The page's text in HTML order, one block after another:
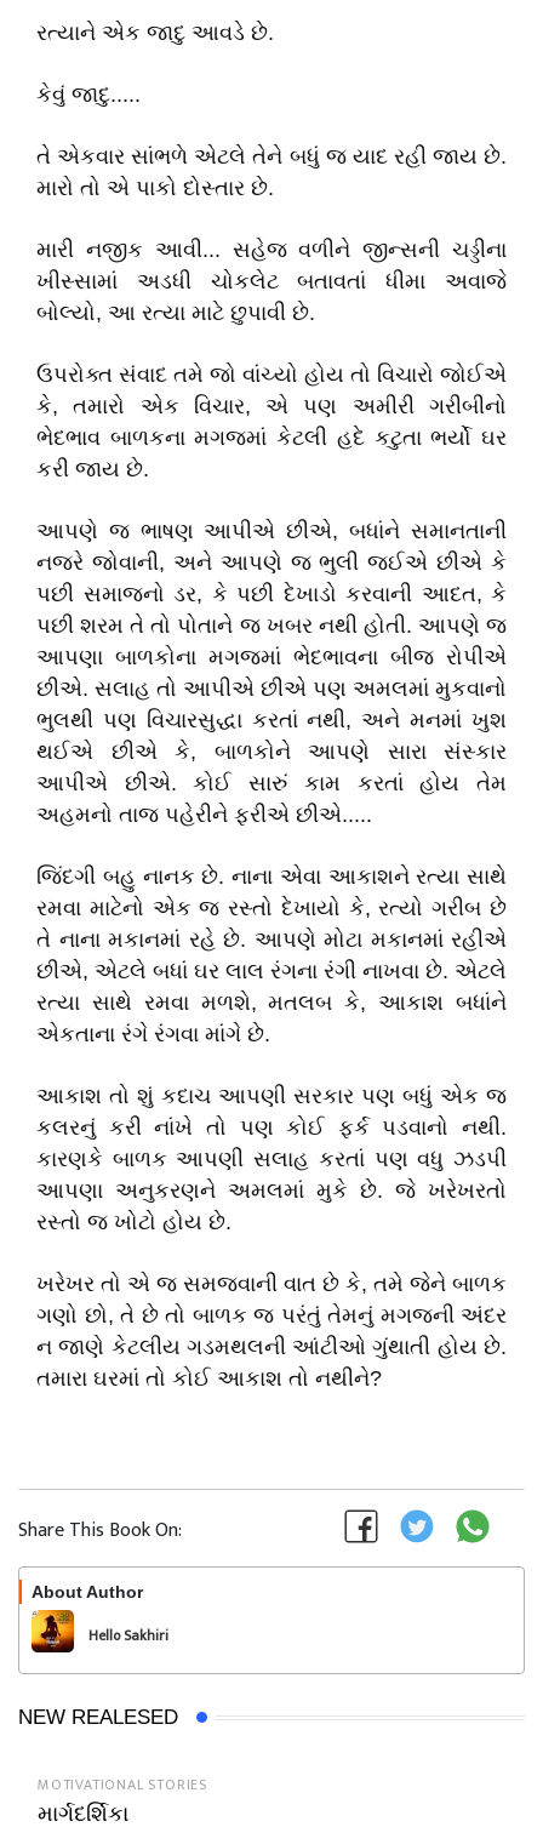
રત્યાને એક જાદુ આવડે છે.
કેવું જાદુ.....
તે એકવાર સાંભળે એટલે તેને બધું જ યાદ રહી જાય છે.
મારો તો એ પાકો દોસ્તાર છે.
મારી નજીક આવી... સહેજ વળીને જીન્સની ચડ્ડીના
ખીસ્સામાં અડધી ચોકલેટ બતાવતાં ધીમા અવાજે
બોલ્યો, આ રત્યા માટે છુપાવી છે.
ઉપરોક્ત સંવાદ તમે જો વાંચ્યો હોય તો વિચારો જોઈએ
કે, તમારો એક વિચાર, એ પણ અમીરી ગરીબીનો
ભેદભાવ બાળકના મગજમાં કેટલી હદે કટુતા ભર્યો ઘર
કરી જાય છે.
આપણે જ ભાષણ આપીએ છીએ, બધાંને સમાનતાની
નજરે જોવાની, અને આપણે જ ભુલી જઈએ છીએ કે
પછી સમાજનો ડર, કે પછી દેખાડો કરવાની આદત, કે
પછી શરમ તે તો પોતાને જ ખબર નથી હોતી. આપણે જ
આપણા બાળકોના મગજમાં ભેદભાવના બીજ રોપીએ
છીએ. સલાહ તો આપીએ છીએ પણ અમલમાં મુકવાનો
ભુલથી પણ વિચારસુદ્ધા કરતાં નથી, અને મનમાં ખુશ
થઈએ છીએ કે, બાળકોને આપણે સારા સંસ્કાર
આપીએ છીએ. કોઈ સારું કામ કરતાં હોય તેમ
અહમનો તાજ પહેરીને ફરીએ છીએ.....
જિંદગી બહુ નાનક છે. નાના એવા આકાશને રત્યા સાથે
રમવા માટેનો એક જ રસ્તો દેખાયો કે, રત્યો ગરીબ છે
તે નાના મકાનમાં રહે છે. આપણે મોટા મકાનમાં રહીએ
છીએ, એટલે બધાં ઘર લાલ રંગના રંગી નાખવા છે. એટલે
રત્યા સાથે રમવા મળશે, મતલબ કે, આકાશ બધાંને
એકતાના રંગે રંગવા માંગે છે.
આકાશ તો શું કદાચ આપણી સરકાર પણ બધું એક જ
કલરનું કરી નાંખે તો પણ કોઈ ફર્ક પડવાનો નથી.
કારણકે બાળક આપણી સલાહ કરતાં પણ વધુ ઝડપી
આપણા અનુકરણને અમલમાં મુકે છે. જે ખરેખરતો
રસ્તો જ ખોટો હોય છે.
ખરેખર તો એ જ સમજવાની વાત છે કે, તમે જેને બાળક
ગણો છો, તે છે તો બાળક જ પરંતું તેમનું મગજની અંદર
ન જાણે કેટલીય ગડમથલની આંટીઓ ગુંથાતી હોય છે.
તમારા ઘરમાં તો કોઈ આકાશ તો નથીને?
Share This Book On:
About Author
Hello Sakhiri
NEW REALESED
MOTIVATIONAL STORIES
માર્ગદર્શિકા